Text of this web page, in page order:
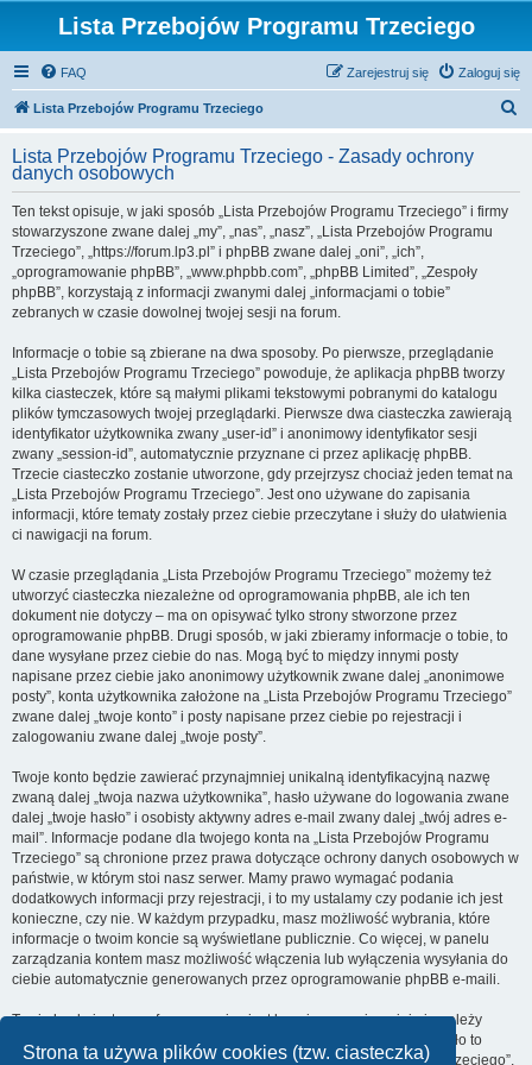
Strona ta używa plików cookies (tzw. ciasteczka)
Lista Przebojów Programu Trzeciego
FAQ Zaloguj się
Zarejestruj się
Lista Przebojów Programu Trzeciego
k
Lista Przebojów Programu Trzeciego - Zasady ochrony
danych osobowych
Ten tekst opisuje, w jaki sposób „Lista Przebojów Programu Trzeciego” i firmy
stowarzyszone zwane dalej „my”, „nas”, „nasz”, „Lista Przebojów Programu
Trzeciego”, „https://forum.lp3.pl” i phpBB zwane dalej „oni”, „ich”,
„oprogramowanie phpBB”, „www.phpbb.com”, „phpBB Limited”, „Zespoły
phpBB”, korzystają z informacji zwanymi dalej „informacjami o tobie”
zebranych w czasie dowolnej twojej sesji na forum.
Informacje o tobie są zbierane na dwa sposoby. Po pierwsze, przeglądanie
„Lista Przebojów Programu Trzeciego” powoduje, że aplikacja phpBB tworzy
kilka ciasteczek, które są małymi plikami tekstowymi pobranymi do katalogu
plików tymczasowych twojej przeglądarki. Pierwsze dwa ciasteczka zawierają
identyfikator użytkownika zwany „user-id” i anonimowy identyfikator sesji
zwany „session-id”, automatycznie przyznane ci przez aplikację phpBB.
Trzecie ciasteczko zostanie utworzone, gdy przejrzysz chociaż jeden temat na
„Lista Przebojów Programu Trzeciego”. Jest ono używane do zapisania
informacji, które tematy zostały przez ciebie przeczytane i służy do ułatwienia
ci nawigacji na forum.
W czasie przeglądania „Lista Przebojów Programu Trzeciego” możemy też
utworzyć ciasteczka niezależne od oprogramowania phpBB, ale ich ten
dokument nie dotyczy – ma on opisywać tylko strony stworzone przez
oprogramowanie phpBB. Drugi sposób, w jaki zbieramy informacje o tobie, to
dane wysyłane przez ciebie do nas. Mogą być to między innymi posty
napisane przez ciebie jako anonimowy użytkownik zwane dalej „anonimowe
posty”, konta użytkownika założone na „Lista Przebojów Programu Trzeciego”
zwane dalej „twoje konto” i posty napisane przez ciebie po rejestracji i
zalogowaniu zwane dalej „twoje posty”.
Twoje konto będzie zawierać przynajmniej unikalną identyfikacyjną nazwę
zwaną dalej „twoja nazwa użytkownika”, hasło używane do logowania zwane
dalej „twoje hasło” i osobisty aktywny adres e-mail zwany dalej „twój adres e-
mail”. Informacje podane dla twojego konta na „Lista Przebojów Programu
Trzeciego” są chronione przez prawa dotyczące ochrony danych osobowych w
państwie, w którym stoi nasz serwer. Mamy prawo wymagać podania
dodatkowych informacji przy rejestracji, i to my ustalamy czy podanie ich jest
konieczne, czy nie. W każdym przypadku, masz możliwość wybrania, które
informacje o twoim koncie są wyświetlane publicznie. Co więcej, w panelu
zarządzania kontem masz możliwość włączenia lub wyłączenia wysyłania do
ciebie automatycznie generowanych przez oprogramowanie phpBB e-maili.
Twoje hasło jest zaszyfrowane, więc jest bezpieczne, niemniej nie należy
używać tego samego hasła na różnych witrynach internetowych. Hasło to
umożliwia dostęp do twojego konta na „Lista Przebojów Programu Trzeciego”,